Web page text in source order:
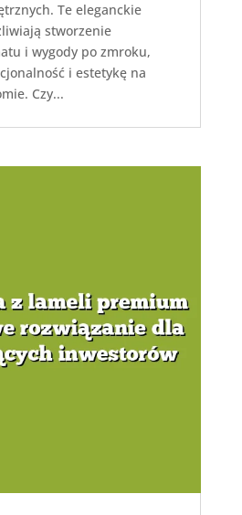
Te eleganckie
stworzenie
i wygody po zmroku,
i estetykę na
Czy...